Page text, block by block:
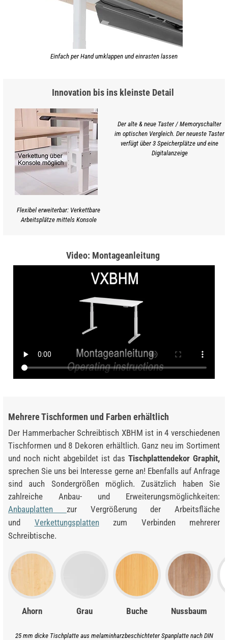
Einfach per Hand umklappen und einrasten lassen
Innovation bis ins kleinste Detail
Flexibel erweiterbar: Verkettbare
Arbeitsplätze mittels Konsole
Der alte & neue Taster / Memoryschalter
im optischen Vergleich. Der neueste Taster
verfügt über 3 Speicherplätze und eine
Digitalanzeige
Video: Montageanleitung
Mehrere Tischformen und Farben erhältlich
Der Hammerbacher Schreibtisch XBHM ist in 4 verschiedenen
Tischformen und 8 Dekoren erhältlich. Ganz neu im Sortiment
und noch nicht abgebildet ist das Tischplattendekor Graphit,
sprechen Sie uns bei Interesse gerne an! Ebenfalls auf Anfrage
sind auch Sondergrößen möglich. Zusätzlich haben Sie
zahlreiche Anbau- und Erweiterungsmöglichkeiten:
Anbauplatten zur Vergrößerung der Arbeitsfläche
und Verkettungsplatten
zum Verbinden mehrerer
Schreibtische.
Ahorn Grau Buche Nussbaum
25 mm dicke Tischplatte aus melaminharzbeschichteter Spanplatte nach DIN